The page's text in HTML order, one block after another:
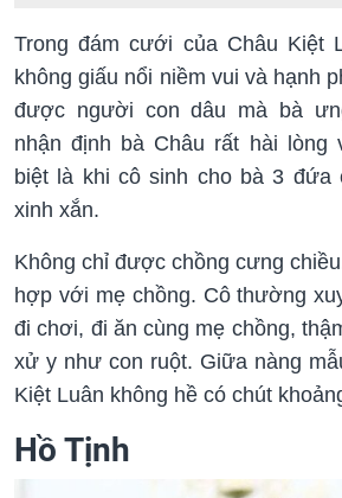
Trong đám cưới của Châu Kiệt
không giấu nổi niềm vui và hạnh
được người con dâu mà bà
nhận định bà Châu rất hài lòng
biệt là khi cô sinh cho bà 3 đứa
xinh xắn.
Không chỉ được chồng cưng
hợp với mẹ chồng. Cô thường
đi chơi, đi ăn cùng mẹ chồng,
xử y như con ruột. Giữa nàng
Kiệt Luân không hề có chút
Hồ Tịnh